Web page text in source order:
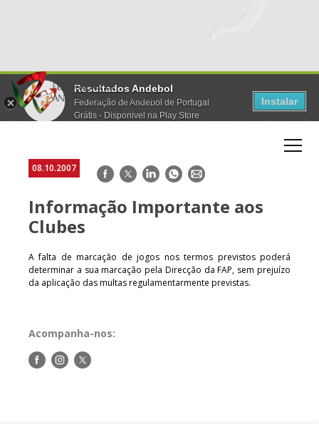
Resultados Andebol
Federação de Andebol de Portugal
Grátis - Disponivel na Play Store
Instalar
08.10.2007 Facebook
TwitterLinkedInWhatsApp
E-
Informação Importante aos
Clubes
A falta de marcação de jogos nos termos previstos poderá
determinar a sua marcação pela Direcção da FAP, sem prejuízo
da aplicação das multas regulamentarmente previstas.
Acompanha-nos:
Siga-Siga-Siga-